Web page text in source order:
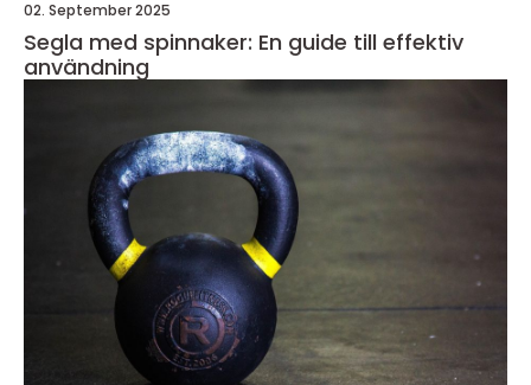
02. September 2025
Segla med spinnaker: En guide till effektiv
användning